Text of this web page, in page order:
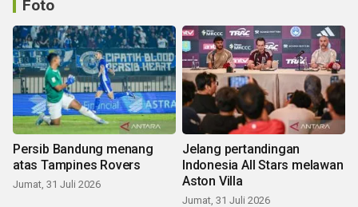
Foto
Persib Bandung menang
atas Tampines Rovers
Jumat, 31 Juli 2026
Jelang pertandingan
Indonesia All Stars melawan
Aston Villa
Jumat, 31 Juli 2026